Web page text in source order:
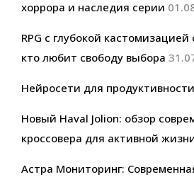
хоррора и наследия серии
RPG с глубокой кастомизацией
кто любит свободу выбора
Нейросети для продуктивности
Новый Haval Jolion: обзор
кроссовера для активной
Астра Мониторинг: